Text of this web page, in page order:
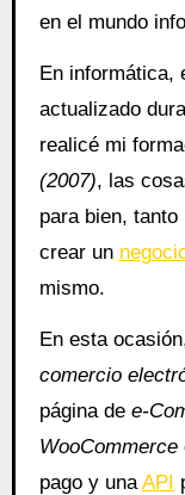
en el mundo
En informática,
actualizado
realicé mi
(2007), las
para bien,
crear un
mismo.
En esta
comercio
página de e-
WooCommerce
pago y una API